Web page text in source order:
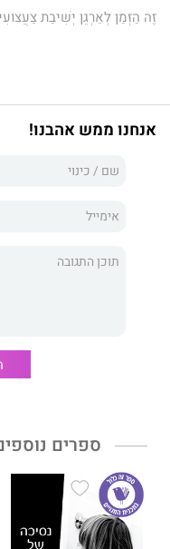
זֶה הַזְּמַן לְאַרְגֵּן יְשִׁיבַת
שמחליטה לגרש את הקורונה
שרוצים להפליג בדמיון.
אנחנו ממש אהבנו!
ספרים